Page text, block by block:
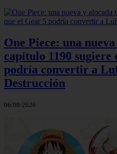
One Piece: una
capítulo 1190 sugiere
podría convertir a
Destrucción
06/08/2026